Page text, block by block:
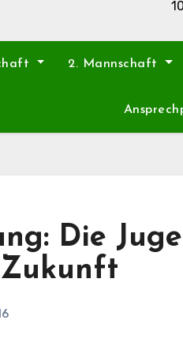
2. Mannschaft
Die